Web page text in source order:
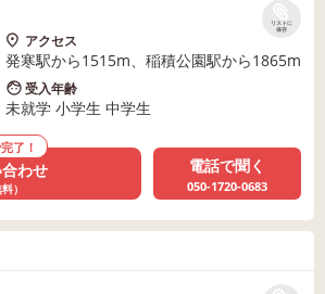
リストに
保存
アクセス
発寒駅から1515m、稲積公園駅から1865m
受入年齢
未就学 小学生 中学生
了！
わせ
）
電話で聞く
050-1720-0683